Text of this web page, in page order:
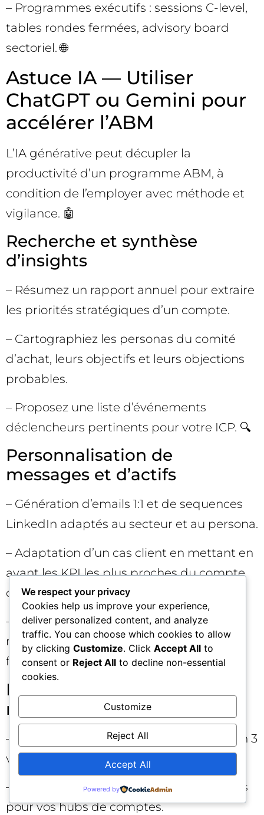
– Programmes exécutifs : sessions C-level,
tables rondes fermées, advisory board
sectoriel. 🌐
Astuce IA — Utiliser
ChatGPT ou Gemini pour
accélérer l’ABM
L’IA générative peut décupler la
productivité d’un programme ABM, à
condition de l’employer avec méthode et
vigilance. 🤖
Recherche et synthèse
d’insights
– Résumez un rapport annuel pour extraire
les priorités stratégiques d’un compte.
– Cartographiez les personas du comité
d’achat, leurs objectifs et leurs objections
probables.
– Proposez une liste d’événements
déclencheurs pertinents pour votre ICP. 🔍
Personnalisation de
messages et d’actifs
– Génération d’emails 1:1 et de sequences
LinkedIn adaptés au secteur et au persona.
– Adaptation d’un cas client en mettant en
avant les KPI les plus proches du compte
ciblé.
– Création de scripts de découverte et de
matrices d’objections/réponses par
fonction. ✍️
Production de contenus
modulaires
– Transformer un livre blanc générique en 3
variantes sectorielles.
– Créer des “tiles” de contenu réutilisables
pour vos hubs de comptes.
We respect your privacy
Cookies help us improve your experience,
deliver personalized content, and analyze
traffic. You can choose which cookies to allow
by clicking Customize. Click Accept All to
consent or Reject All to decline non-essential
cookies.
Customize
Reject All
Accept All
Powered by